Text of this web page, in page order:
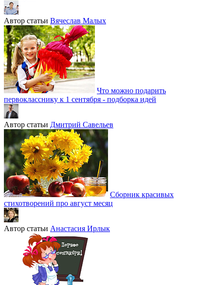
Автор статьи Вячеслав Малых
Что можно подарить
первокласснику к 1 сентября - подборка идей
Автор статьи Дмитрий Савельев
Сборник красивых
стихотворений про август месяц
Автор статьи Анастасия Ирлык